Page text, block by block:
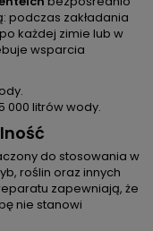
podczas zakładania
każdej zimie lub w
wsparcia
000 litrów wody.
do stosowania w
roślin oraz innych
zapewniają, że
nie stanowi